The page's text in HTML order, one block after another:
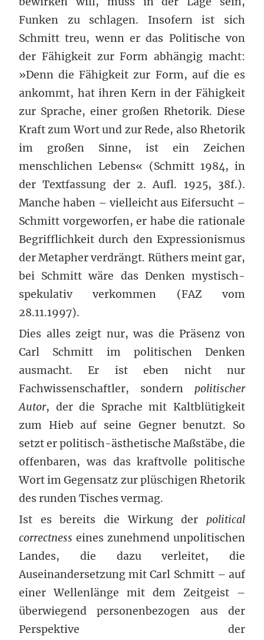
Funken zu schlagen. Insofern ist sich
Schmitt treu, wenn er das Politische von
der Fähigkeit zur Form abhängig macht:
»Denn die Fähigkeit zur Form, auf die es
ankommt, hat ihren Kern in der Fähigkeit
zur Sprache, einer großen Rhetorik. Diese
Kraft zum Wort und zur Rede, also Rhetorik
im großen Sinne, ist ein Zeichen
menschlichen Lebens« (Schmitt 1984, in
der Textfassung der 2. Aufl. 1925, 38f.).
Manche haben – vielleicht aus Eifersucht –
Schmitt vorgeworfen, er habe die rationale
Begrifflichkeit durch den Expressionismus
der Metapher verdrängt. Rüthers meint gar,
bei Schmitt wäre das Denken mystisch-
spekulativ verkommen (FAZ vom
28.11.1997).
Dies alles zeigt nur, was die Präsenz von
Carl Schmitt im politischen Denken
ausmacht. Er ist eben nicht nur
Fachwissenschaftler, sondern politischer
Autor, der die Sprache mit Kaltblütigkeit
zum Hieb auf seine Gegner benutzt. So
setzt er politisch-ästhetische Maßstäbe, die
offenbaren, was das kraftvolle politische
Wort im Gegensatz zur plüschigen Rhetorik
des runden Tisches vermag.
Ist es bereits die Wirkung der political
correctness eines zunehmend unpolitischen
Landes, die dazu verleitet, die
Auseinandersetzung mit Carl Schmitt – auf
einer Wellenlänge mit dem Zeitgeist –
überwiegend personenbezogen aus der
Perspektive der